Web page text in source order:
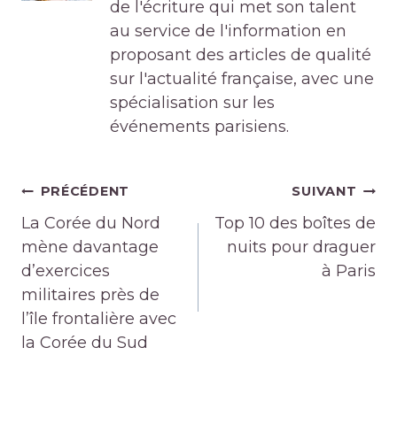
de l'écriture qui met son talent
au service de l'information en
proposant des articles de qualité
sur l'actualité française, avec une
spécialisation sur les
événements parisiens.
Navigation
de
l’article
PRÉCÉDENT
La Corée du Nord
mène davantage
d’exercices
militaires près de
l’île frontalière avec
la Corée du Sud
SUIVANT
Top 10 des boîtes de
nuits pour draguer
à Paris